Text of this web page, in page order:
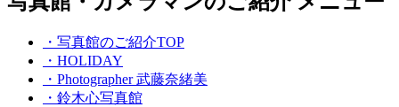
・写真館のご紹介TOP
・HOLIDAY
・Photographer 武藤奈緒美
・鈴木心写真館